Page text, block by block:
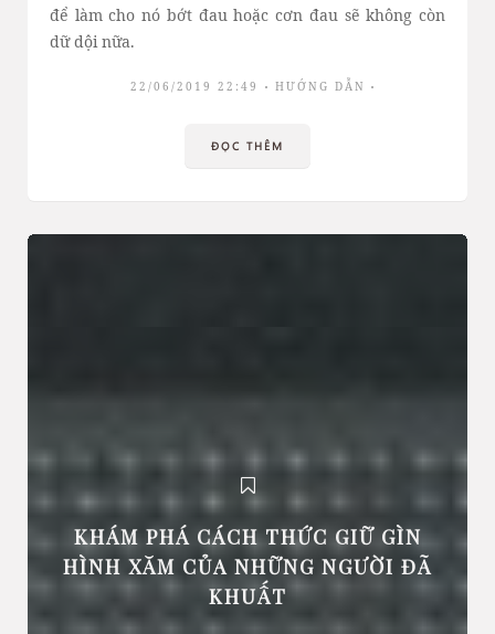
để làm cho nó bớt đau hoặc cơn đau sẽ không còn
dữ dội nữa.
22/06/2019 22:49 HƯỚNG DẪN
ĐỌC THÊM
KHÁM PHÁ CÁCH THỨC GIỮ GÌN
HÌNH XĂM CỦA NHỮNG NGƯỜI ĐÃ
KHUẤT